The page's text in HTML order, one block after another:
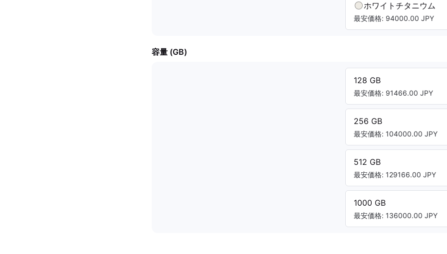
ホワイトチタニウム
最安価格: 94000.00 JPY
容量 (GB)
128 GB
最安価格: 91466.00 JPY
256 GB
最安価格: 104000.00 JPY
512 GB
最安価格: 129166.00 JPY
1000 GB
最安価格: 136000.00 JPY